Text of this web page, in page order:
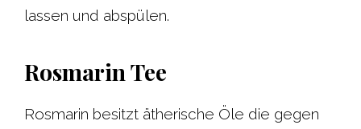
lassen und abspülen.
Rosmarin Tee
Rosmarin besitzt ätherische Öle die gegen